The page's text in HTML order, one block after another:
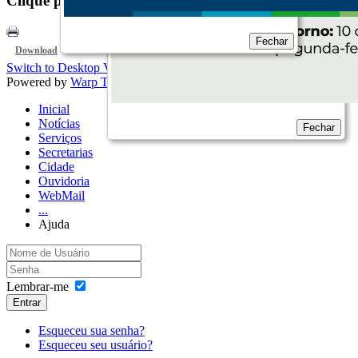
Download
Switch to Desktop Version
Powered by Warp Theme Framework
Inicial
Notícias
Serviços
Secretarias
Cidade
Ouvidoria
WebMail
...
Ajuda
Lembrar-me
Entrar
Esqueceu sua senha?
Esqueceu seu usuário?
Fechar
Fechar